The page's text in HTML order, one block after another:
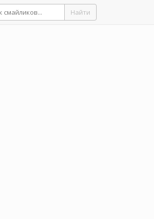
Найти